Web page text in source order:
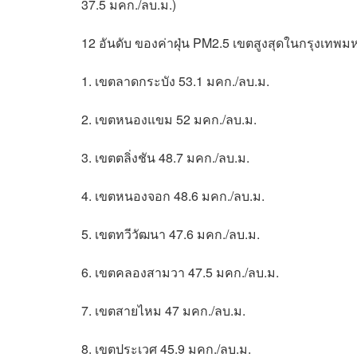
37.5 มคก./ลบ.ม.)
12 อันดับ ของค่าฝุ่น PM2.5 เขตสูงสุดในกรุงเทพม
1. เขตลาดกระบัง 53.1 มคก./ลบ.ม.
2. เขตหนองแขม 52 มคก./ลบ.ม.
3. เขตตลิ่งชัน 48.7 มคก./ลบ.ม.
4. เขตหนองจอก 48.6 มคก./ลบ.ม.
5. เขตทวีวัฒนา 47.6 มคก./ลบ.ม.
6. เขตคลองสามวา 47.5 มคก./ลบ.ม.
7. เขตสายไหม 47 มคก./ลบ.ม.
8. เขตประเวศ 45.9 มคก./ลบ.ม.